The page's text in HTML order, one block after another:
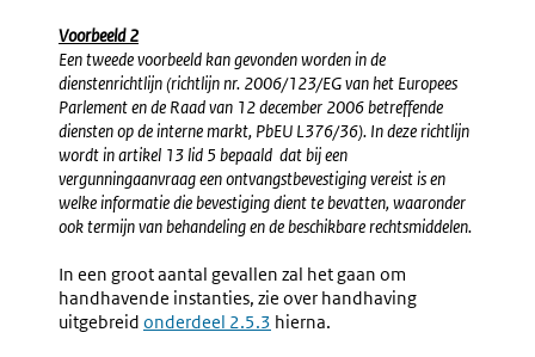
Voorbeeld 2
Een tweede voorbeeld kan gevonden worden in de
dienstenrichtlijn (richtlijn nr. 2006/123/EG van het Europees
Parlement en de Raad van 12 december 2006 betreffende
diensten op de interne markt, PbEU L376/36). In deze richtlijn
wordt in artikel 13 lid 5 bepaald dat bij een
vergunningaanvraag een ontvangstbevestiging vereist is en
welke informatie die bevestiging dient te bevatten, waaronder
ook termijn van behandeling en de beschikbare rechtsmiddelen.
In een groot aantal gevallen zal het gaan om
handhavende instanties, zie over handhaving
uitgebreid onderdeel 2.5.3 hierna.